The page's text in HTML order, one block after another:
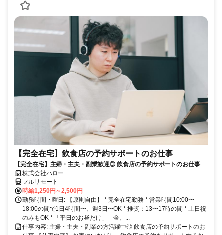
【完全在宅】飲食店の予約サポートのお仕事
【完全在宅】主婦・主夫・副業歓迎◎ 飲食店の予約サポートのお仕事
株式会社ハロー
フルリモート
時給1,250円～2,500円
勤務時間・曜日: 【原則自由】 * 完全在宅勤務 * 営業時間10:00〜
18:00の間で1日4時間〜、週3日〜OK * 推奨：13〜17時の間 * 土日祝
のみもOK * 「平日のお昼だけ」「金、...
仕事内容: 主婦・主夫・副業の方活躍中◎ 飲食店の予約サポートのお